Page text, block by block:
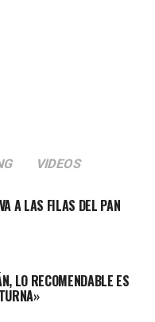
VIDEOS
A LAS FILAS DEL PAN
LO RECOMENDABLE ES